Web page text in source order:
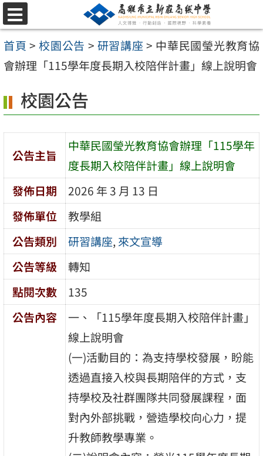
跳
至
主
要
容
區
選
單
首頁 > 校園公告 > 研習講座 > 中華民國瑩光教育協
會辦理「115學年度長期入校陪伴計畫」線上說明會
校園公告
公告主旨
中華民國瑩光教育協會辦理「115學年
度長期入校陪伴計畫」線上說明會
發佈日期
2026 年 3 月 13 日
發佈單位
教學組
公告類別
研習講座,來文宣導
公告等級
轉知
點閱次數
135
公告內容
一、「115學年度長期入校陪伴計畫」
線上說明會
(一)活動目的：為支持學校發展，盼能
透過直接入校與長期陪伴的方式，支
持學校及社群團隊共同發展課程，面
對內外部挑戰，營造學校向心力，提
升教師教學專業。